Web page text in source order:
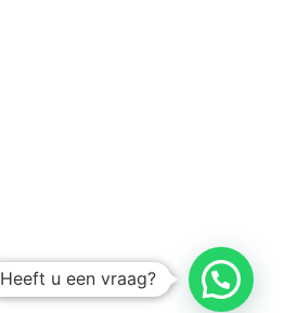
Heeft u een vraag?